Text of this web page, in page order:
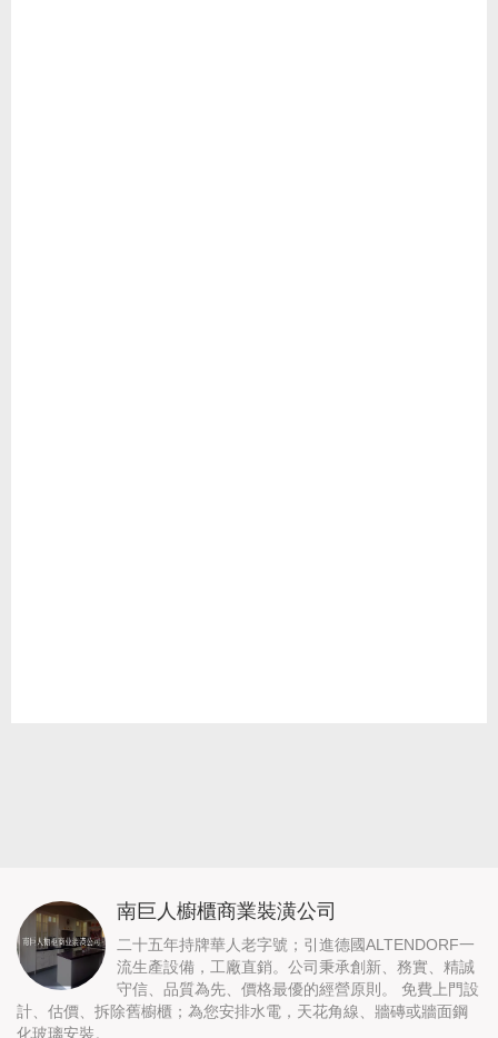
南巨人櫥櫃商業裝潢公司
二十五年持牌華人老字號；引進德國ALTENDORF一
流生產設備，工廠直銷。公司秉承創新、務實、精誠
守信、品質為先、價格最優的經營原則。 免費上門設
計、估價、拆除舊櫥櫃；為您安排水電，天花角線、牆磚或牆面鋼
化玻璃安裝。